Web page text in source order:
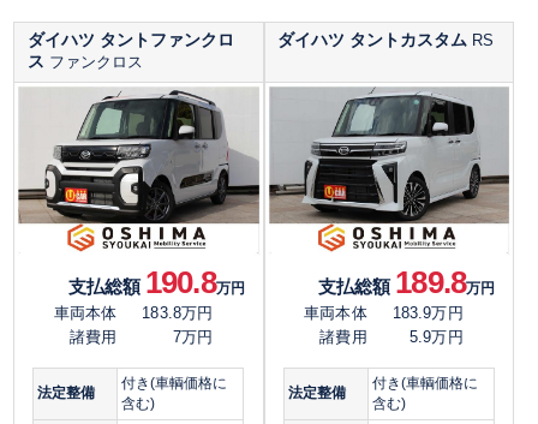
ダイハツ タントファンクロ
ス ファンクロス
支払総額 190.8万円
車両本体
183.8万円
諸費用
7万円
法定整備
付き(車輌価格に
含む)
ダイハツ タントカスタム RS
支払総額 189.8万円
車両本体
183.9万円
諸費用
5.9万円
法定整備
付き(車輌価格に
含む)